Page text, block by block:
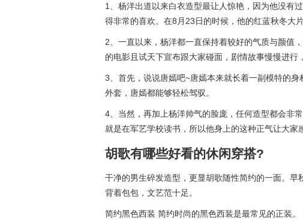
1、杨洋出道以来白衣造型最让人惊艳，因为他没有
得非常的喜欢。在8月23日的时候，他的红蓝秋冬大
2、一直以来，杨洋都一直保持着较好的气质与颜值
的电影且试天下宣布跟大家碰面，剧情故事慢慢进行
3、首先，说说唐嫣吧~唐嫣本来就长着一副模特的
外套，唐嫣都能够轻松驾驭。
4、当然，再加上杨洋帅气的脸庞，任何造型都会非
就是在军艺学校读书，所以他身上的这种正气让大家
胡歌有哪些好看的休闲穿搭?
干净的男生碎发造型，更显胡歌随性简约的一面。早
背着包包，文艺范十足。
简约黑色西装 简约时尚的黑色西装是最常见的正装